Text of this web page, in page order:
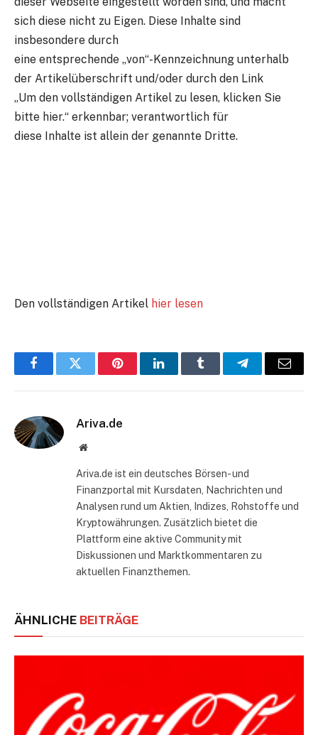
sich diese nicht zu Eigen. Diese Inhalte sind
insbesondere durch
eine entsprechende „von“-Kennzeichnung unterhalb
der Artikelüberschrift und/oder durch den Link
„Um den vollständigen Artikel zu lesen, klicken Sie
bitte hier.“ erkennbar; verantwortlich für
diese Inhalte ist allein der genannte Dritte.
Den vollständigen Artikel hier lesen
FacebookTwitter PinterestLinkedInTumblr TelegramE-
Ariva.de
Website
Ariva.de ist ein deutsches Börsen- und
Finanzportal mit Kursdaten, Nachrichten und
Analysen rund um Aktien, Indizes, Rohstoffe und
Kryptowährungen. Zusätzlich bietet die
Plattform eine aktive Community mit
Diskussionen und Marktkommentaren zu
aktuellen Finanzthemen.
ÄHNLICHE BEITRÄGE